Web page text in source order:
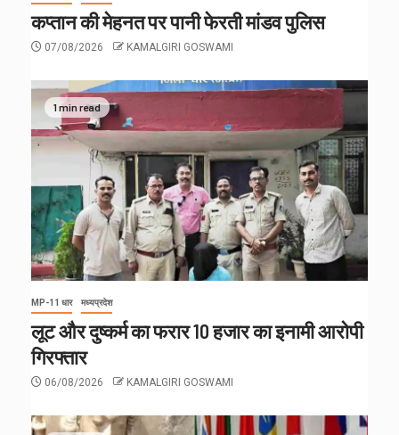
कप्तान की मेहनत पर पानी फेरती मांडव पुलिस
07/08/2026 KAMALGIRI GOSWAMI
1 min read
MP-11 धार मध्यप्रदेश
लूट और दुष्कर्म का फरार 10 हजार का इनामी आरोपी
गिरफ्तार
06/08/2026 KAMALGIRI GOSWAMI